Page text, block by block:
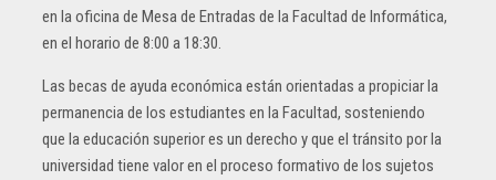
en la oficina de Mesa de Entradas de la Facultad de Informática,
en el horario de 8:00 a 18:30.
Las becas de ayuda económica están orientadas a propiciar la
permanencia de los estudiantes en la Facultad, sosteniendo
que la educación superior es un derecho y que el tránsito por la
universidad tiene valor en el proceso formativo de los sujetos